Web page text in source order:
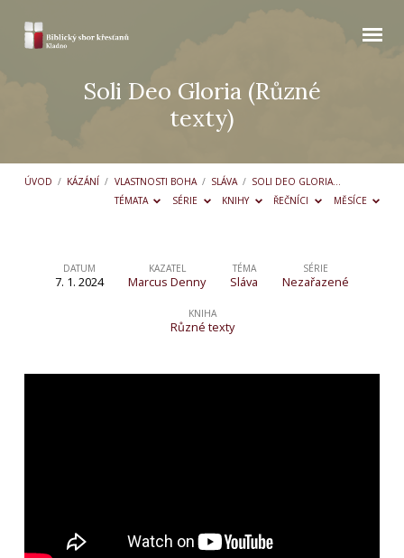
Soli Deo Gloria (Různé
texty)
ÚVOD / KÁZÁNÍ / VLASTNOSTI BOHA / SLÁVA / SOLI DEO GLORIA…
TÉMATA
SÉRIE KNIHY ŘEČNÍCI MĚSÍCE
(Různé
DATUM
7. 1. 2024
KAZATEL
Marcus Denny
TÉMA
Sláva
SÉRIE
Nezařazené
KNIHA
Různé texty